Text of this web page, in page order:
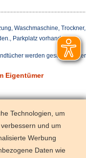
Waschmaschine,
Parkplatz vorhanden
werden gestellt,
Eigentümer
Auto
Las Palmas/
Technologien, um
und um
Werbung
Daten wie